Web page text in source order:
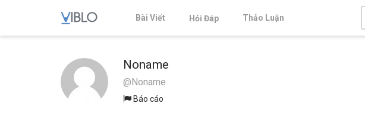
Bài Viết Hỏi Đáp Thảo Luận
Noname
@Noname
Báo cáo